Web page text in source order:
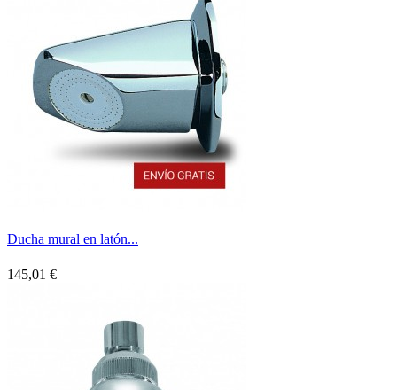
Ducha mural en latón...
145,01 €